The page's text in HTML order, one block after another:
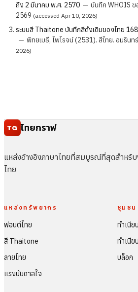
ถึง 2 มีนาคม พ.ศ. 2570 — บันทึก WHOIS ข
2569 (accessed Apr 10, 2026)
ระบบสี Thaitone บันทึกสีดั้งเดิมของไทย
— พิทยเมธี, ไพโรจน์ (2531). สีไทย. อมรินท
2026)
TG ไทยกราฟ
แหล่งอ้างอิงภาษาไทยที่สมบูรณ์ที่สุดสำหรั
ไทย
แหล่งทรัพยากร
ฟอนต์ไทย
สี Thaitone
ลายไทย
แรงบันดาลใจ
ชุมชน
ทำเนี
ทำเนีย
บล็อก